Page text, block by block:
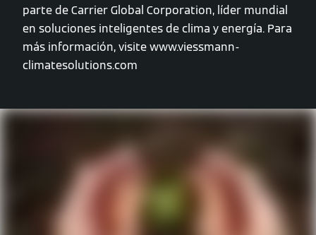
parte de Carrier Global Corporation, líder mundial
en soluciones inteligentes de clima y energía. Para
más información, visite www.viessmann-
climatesolutions.com